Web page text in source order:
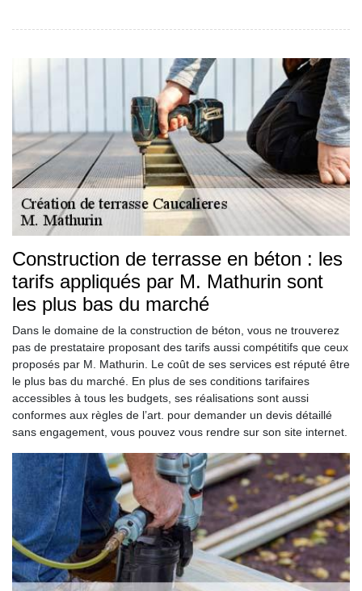
Construction de terrasse en béton : les
tarifs appliqués par M. Mathurin sont
les plus bas du marché
Dans le domaine de la construction de béton, vous ne trouverez
pas de prestataire proposant des tarifs aussi compétitifs que ceux
proposés par M. Mathurin. Le coût de ses services est réputé être
le plus bas du marché. En plus de ses conditions tarifaires
accessibles à tous les budgets, ses réalisations sont aussi
conformes aux règles de l’art. pour demander un devis détaillé
sans engagement, vous pouvez vous rendre sur son site internet.